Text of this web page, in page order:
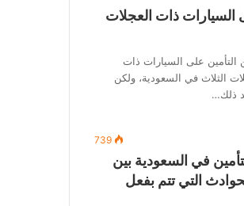
السيارات ذات العجلات
التأمين على السيارات ذات
الثلاث في السعودية، ولكن
ذلك…
739
في السعودية بين
التي تتم بفعل